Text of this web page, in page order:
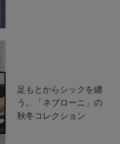
足もとからシックを纏
う。「ネブローニ」の
秋冬コレクション